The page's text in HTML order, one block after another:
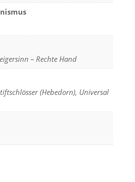
– Rechte Hand
(Hebedorn), Universal